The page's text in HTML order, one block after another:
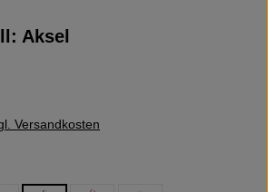
Aksel
Versandkosten